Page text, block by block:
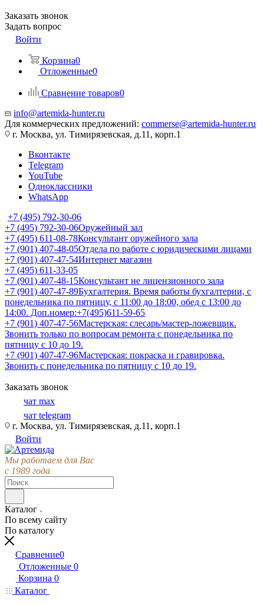
Заказать звонок
Задать вопрос
Войти
Корзина0
Отложенные0
Сравнение товаров0
info@artemida-hunter.ru
Для коммерческих предложений: commerse@artemida-hunter.ru
г. Москва, ул. Тимирязевская, д.11, корп.1
Вконтакте
Telegram
YouTube
Одноклассники
WhatsApp
+7 (495) 792-30-06
+7 (495) 792-30-06Оружейный зал
+7 (495) 611-08-78Консультант оружейного зала
+7 (901) 407-48-05Отдела по работе с юридическими лицами
+7 (901) 407-47-54Интернет магазин
+7 (495) 611-33-05
+7 (901) 407-48-15Консультант не лицензионного зала
+7 (901) 407-47-89Бухгалтерия. Время работы бухгалтерии, с
понедельника по пятницу, с 11:00 до 18:00, обед с 13:00 до
14:00. Доп.номер:+7(495)611-59-65
+7 (901) 407-47-56Мастерская: слесарь/мастер-ложевщик.
Звонить только по вопросам ремонта с понедельника по
пятницу с 10 до 19.
+7 (901) 407-47-96Мастерская: покраска и гравировка.
Звонить с понедельника по пятницу с 10 до 19.
Заказать звонок
чат max
чат telegram
г. Москва, ул. Тимирязевская, д.11, корп.1
Войти
Мы работаем для Вас
с 1989 года
Каталог
По всему сайту
По каталогу
Сравнение0
Отложенные 0
Корзина 0
Каталог